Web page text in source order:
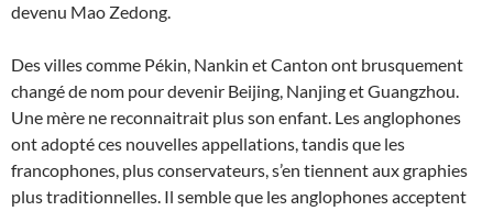
devenu Mao Zedong.
Des villes comme Pékin, Nankin et Canton ont brusquement
changé de nom pour devenir Beijing, Nanjing et Guangzhou.
Une mère ne reconnaitrait plus son enfant. Les anglophones
ont adopté ces nouvelles appellations, tandis que les
francophones, plus conservateurs, s’en tiennent aux graphies
plus traditionnelles. Il semble que les anglophones acceptent